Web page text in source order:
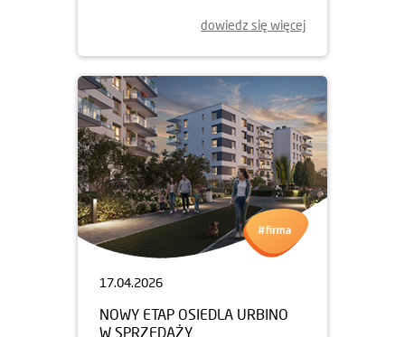
dowiedz się więcej
17.04.2026
NOWY ETAP OSIEDLA URBINO
W SPRZEDAŻY